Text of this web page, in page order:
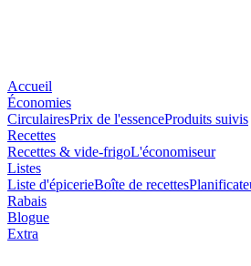
Accueil
Économies
CirculairesPrix de l'essenceProduits suivis
Recettes
Recettes & vide-frigoL'économiseur
Listes
Liste d'épicerieBoîte de recettes
Rabais
Blogue
Extra